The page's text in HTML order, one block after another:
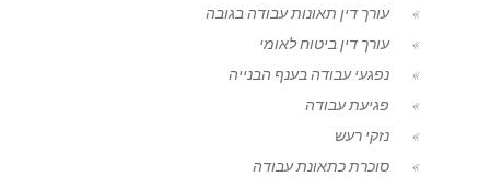
עורך דין תאונות עבודה בגובה
עורך דין ביטוח לאומי
נפגעי עבודה בענף הבנייה
פגיעת עבודה
נזקי רעש
סוכרת כתאונת עבודה